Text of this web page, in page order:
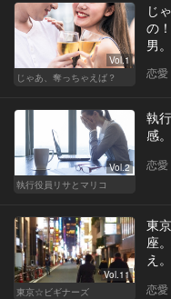
Vol.1
じゃあ、奪っちゃえば？
じ
の
男
恋愛
Vol.2
執行役員リサとマリコ
執
感
恋愛
Vol.11
東京☆ビギナーズ
東
座
え。
恋愛